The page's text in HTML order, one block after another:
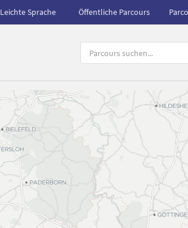
Leichte Sprache Öffentliche Parcours